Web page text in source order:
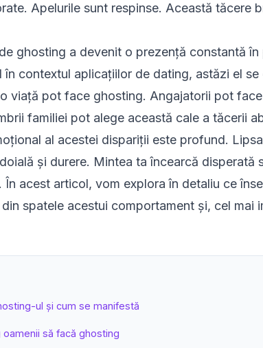
Apelurile sunt respinse. Această tăcere
ghosting a devenit o prezență constantă
în contextul aplicațiilor de dating, astăzi el
viață pot face ghosting. Angajatorii pot
familiei pot alege această cale a tăcerii
al acestei dispariții este profund.
și durere. Mintea ta încearcă disperată
În acest articol, vom explora în detaliu ce
spatele acestui comportament și, cel
ul și cum se manifestă
oamenii să facă ghosting